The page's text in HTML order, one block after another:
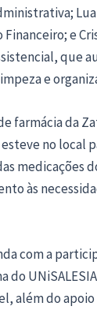
Financeiro; e
que
e
farmácia da
no local
medicações
às
com a
do
além do